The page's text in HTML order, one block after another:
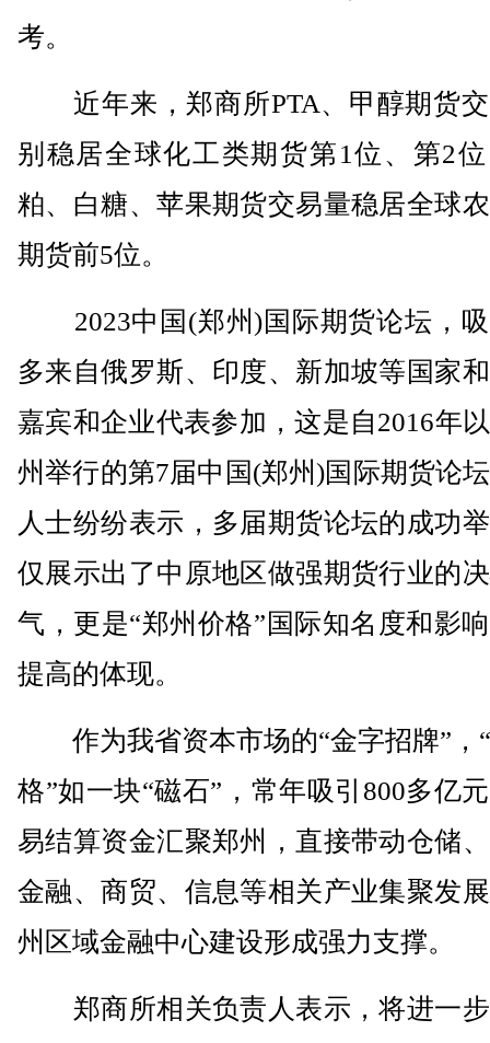
考。
近年来，郑商所PTA、甲醇期货交
别稳居全球化工类期货第1位、第2
粕、白糖、苹果期货交易量稳居全球
期货前5位。
2023中国(郑州)国际期货论坛，吸
多来自俄罗斯、印度、新加坡等国家
嘉宾和企业代表参加，这是自2016年
州举行的第7届中国(郑州)国际期货论
人士纷纷表示，多届期货论坛的成功
仅展示出了中原地区做强期货行业的
气，更是“郑州价格”国际知名度和影
提高的体现。
作为我省资本市场的“金字招牌”，
格”如一块“磁石”，常年吸引800多亿
易结算资金汇聚郑州，直接带动仓储
金融、商贸、信息等相关产业集聚发
州区域金融中心建设形成强力支撑。
郑商所相关负责人表示，将进一